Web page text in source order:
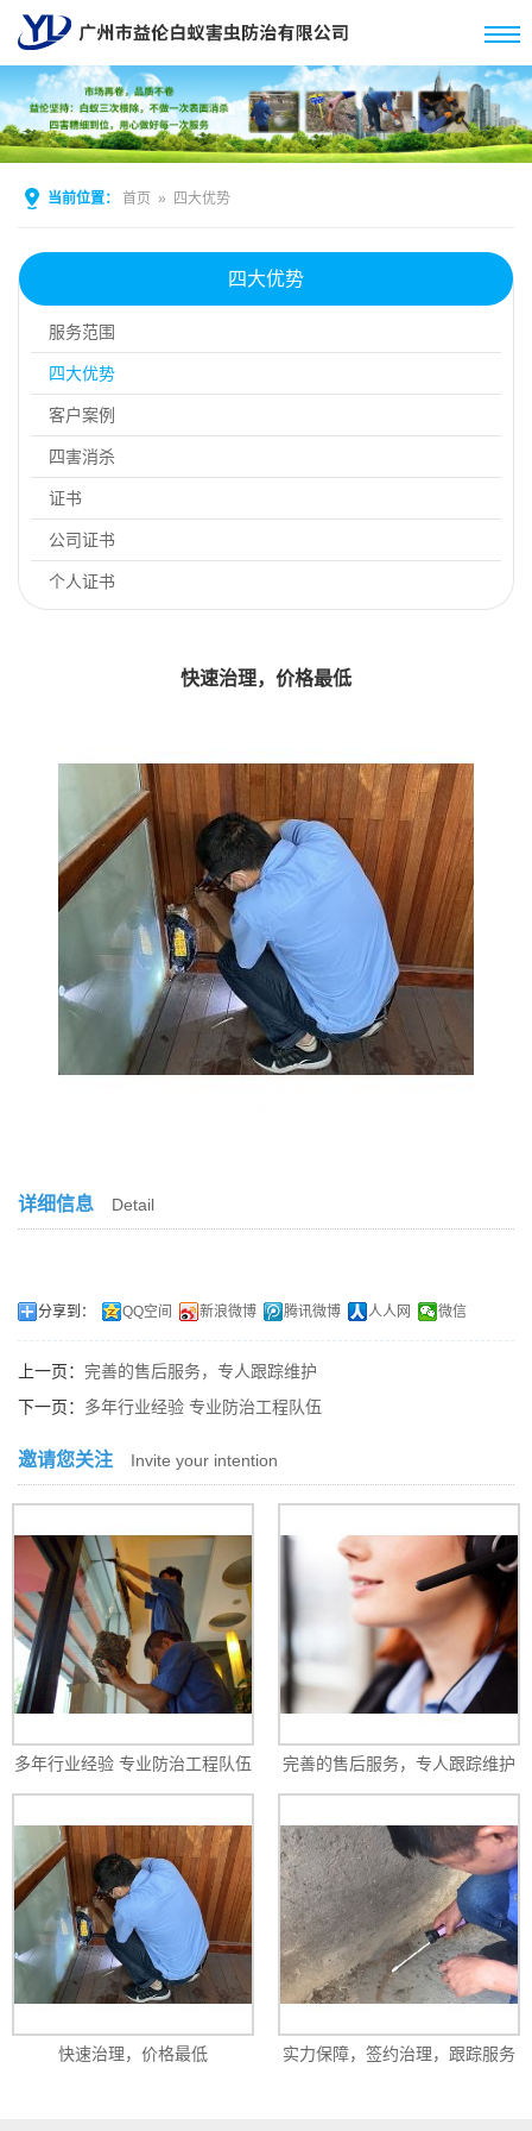
当前位置： 首页 » 四大优势
四大优势
服务范围
四大优势
客户案例
四害消杀
证书
公司证书
个人证书
快速治理，价格最低
详细信息 Detail
分享到： QQ空间 新浪微博 腾讯微博 人人网 微信
上一页： 完善的售后服务，专人跟踪维护
下一页： 多年行业经验 专业防治工程队伍
邀请您关注 Invite your intention
多年行业经验 专业防治工程队伍 完善的售后服务，专人跟踪维护
快速治理，价格最低 实力保障，签约治理，跟踪服务